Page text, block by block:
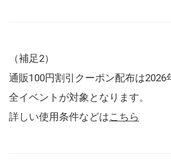
（補足2）
通販100円割引クーポン配布は2026
全イベントが対象となります。
詳しい使用条件などはこちら